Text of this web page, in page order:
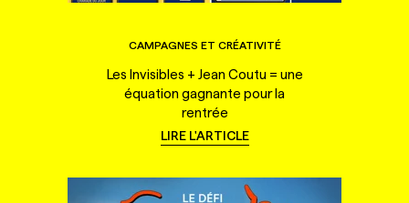
CAMPAGNES ET CRÉATIVITÉ
Les Invisibles + Jean Coutu = une
équation gagnante pour la
rentrée
LIRE L'ARTICLE